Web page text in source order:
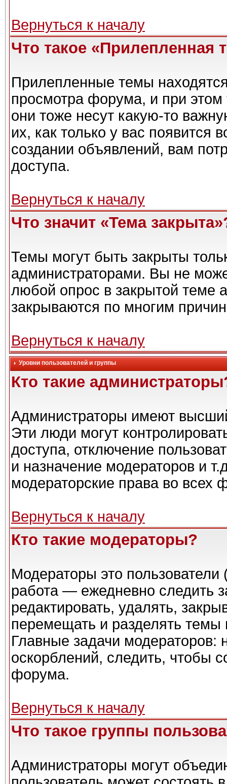
Вернуться к началу
Что такое «Прилепленная
Прилепленные темы
просмотра форума, и при
они тоже несут какую-то
их, как только у вас появится
создании объявлений, вам
доступа.
Вернуться к началу
Что значит «Тема
Темы могут быть закрыты
администраторами. Вы не
любой опрос в закрытой теме
закрываются по многим
Вернуться к началу
Уровни пользователей и группы
Кто такие
Администраторы имеют
Эти люди могут
доступа, отключение
и назначение модераторов и
модераторские права во всех
Вернуться к началу
Кто такие модераторы?
Модераторы это пользователи
работа — ежедневно следить
редактировать, удалять,
перемещать и разделять темы
Главные задачи модераторов:
оскорблений, следить, чтобы
форума.
Вернуться к началу
Что такое группы
Администраторы могут